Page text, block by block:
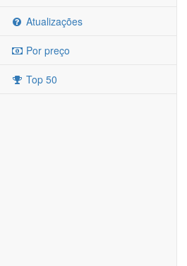
Atualizações
Por preço
Top 50